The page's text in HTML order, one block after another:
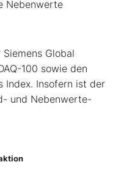
Nebenwerte
Global
100 sowie den
Index. Insofern ist der
und Nebenwerte-